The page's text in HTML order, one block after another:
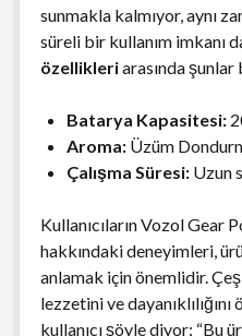
sunmakla kalmıyor, aynı
süreli bir kullanım imkanı
özellikleriarasında şunlar
Batarya Kapasitesi:
Aroma:Üzüm
Çalışma Süresi:Uzun
Kullanıcıların Vozol Gear
hakkındaki deneyimleri,
anlamak için önemlidir.
lezzetini ve
kullanıcı şöyle diyor: “Bu